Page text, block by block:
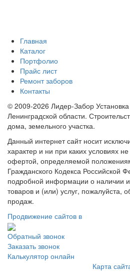
Главная
Каталог
Портфолио
Прайс лист
Ремонт заборов
Контакты
© 2009-2026 Лидер-Забор
Ленинградской области.
дома, земельного участка.
Данный интернет сайт носит
характер и ни при каких условиях
офертой, определяемой
Гражданского Кодекса Российской
подробной информации о наличии
товаров и (или) услуг, пожалуйста,
продаж.
Продвижение сайтов в
Обратный звонок
Заказать звонок
Калькулятор онлайн
Карта